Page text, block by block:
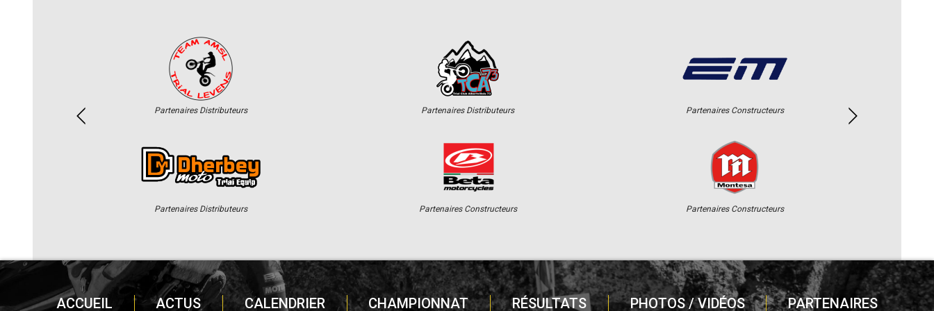
Partenaires Distributeurs
Partenaires Distributeurs
Partenaires Distributeurs
Partenaires Constructeurs
Partenaires Constructeurs
Partenaires Constructeurs
ACCUEIL ACTUS CALENDRIER CHAMPIONNAT RÉSULTATS PHOTOS / VIDÉOS PARTENAIRES